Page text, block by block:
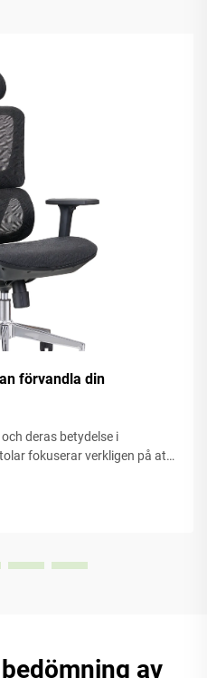
förvandla din
deras betydelse i
fokuserar verkligen på att
av